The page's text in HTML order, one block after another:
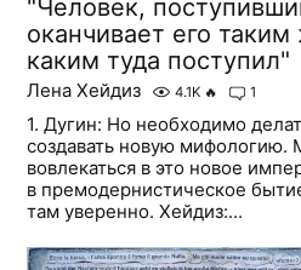
"Человек,
оканчивает его
каким туда поступил"
Лена Хейдиз 4.1K 🔥 1
1. Дугин: Но необходимо
создавать новую
вовлекаться в это новое
в премодернистическое
там уверенно. Хейдиз:...